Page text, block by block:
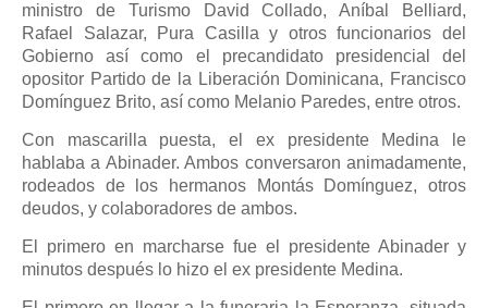
ministro de Turismo David Collado, Aníbal Belliard,
Rafael Salazar, Pura Casilla y otros funcionarios del
Gobierno así como el precandidato presidencial del
opositor Partido de la Liberación Dominicana, Francisco
Domínguez Brito, así como Melanio Paredes, entre otros.
Con mascarilla puesta, el ex presidente Medina le
hablaba a Abinader. Ambos conversaron animadamente,
rodeados de los hermanos Montás Domínguez, otros
deudos, y colaboradores de ambos.
El primero en marcharse fue el presidente Abinader y
minutos después lo hizo el ex presidente Medina.